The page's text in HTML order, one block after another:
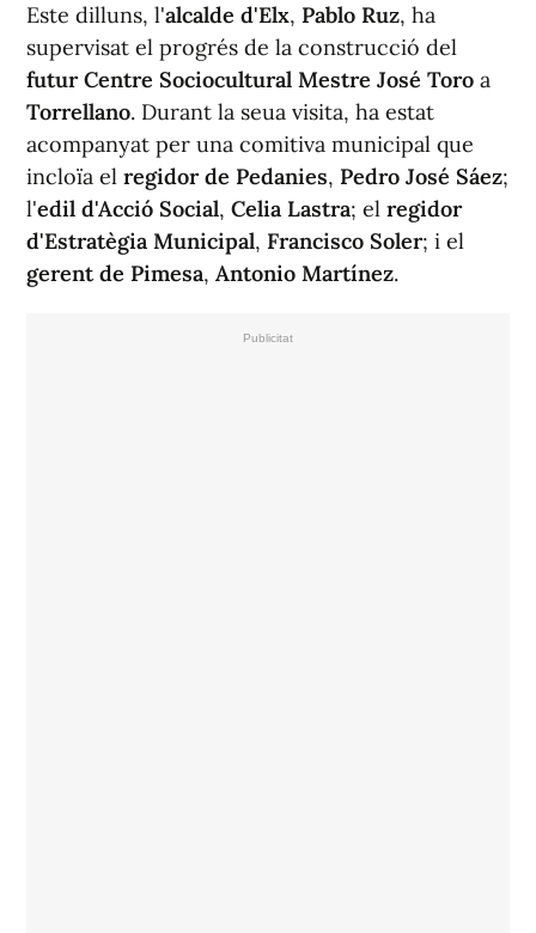
Este dilluns, l'alcalde d'Elx, Pablo Ruz, ha
supervisat el progrés de la construcció del
futur Centre Sociocultural Mestre José Toro a
Torrellano. Durant la seua visita, ha estat
acompanyat per una comitiva municipal que
incloïa el regidor de Pedanies, Pedro José Sáez;
l'edil d'Acció Social, Celia Lastra; el regidor
d'Estratègia Municipal, Francisco Soler; i el
gerent de Pimesa, Antonio Martínez.